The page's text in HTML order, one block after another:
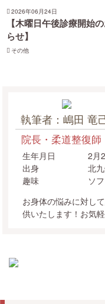
2026年06月24日
【木曜日午後診療開始
らせ】
その他
執筆者：嶋田 竜
院長・柔道整復師
生年月日
2月
出身
北
趣味
ソ
お身体の悩みに対し
供いたします！お気